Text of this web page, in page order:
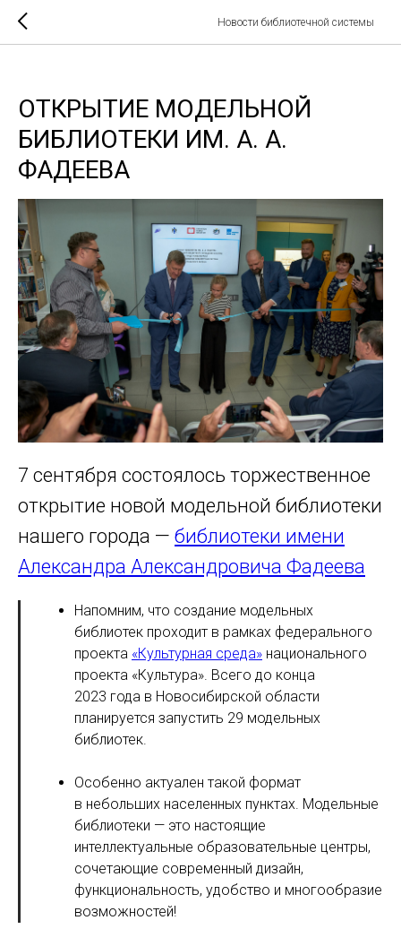
Новости библиотечной системы
ОТКРЫТИЕ МОДЕЛЬНОЙ
БИБЛИОТЕКИ ИМ. А. А.
ФАДЕЕВА
7 сентября состоялось торжественное
открытие новой модельной библиотеки
нашего города — библиотеки имени
Александра Александровича Фадеева
Напомним, что создание модельных
библиотек проходит в рамках федерального
проекта «Культурная среда» национального
проекта «Культура». Всего до конца
2023 года в Новосибирской области
планируется запустить 29 модельных
библиотек.
Особенно актуален такой формат
в небольших населенных пунктах. Модельные
библиотеки — это настоящие
интеллектуальные образовательные центры,
сочетающие современный дизайн,
функциональность, удобство и многообразие
возможностей!